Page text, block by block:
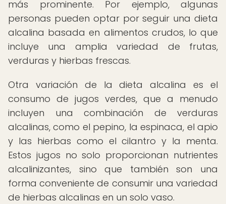
más prominente. Por ejemplo, algunas
personas pueden optar por seguir una dieta
alcalina basada en alimentos crudos, lo que
incluye una amplia variedad de frutas,
verduras y hierbas frescas.
Otra variación de la dieta alcalina es el
consumo de jugos verdes, que a menudo
incluyen una combinación de verduras
alcalinas, como el pepino, la espinaca, el apio
y las hierbas como el cilantro y la menta.
Estos jugos no solo proporcionan nutrientes
alcalinizantes, sino que también son una
forma conveniente de consumir una variedad
de hierbas alcalinas en un solo vaso.